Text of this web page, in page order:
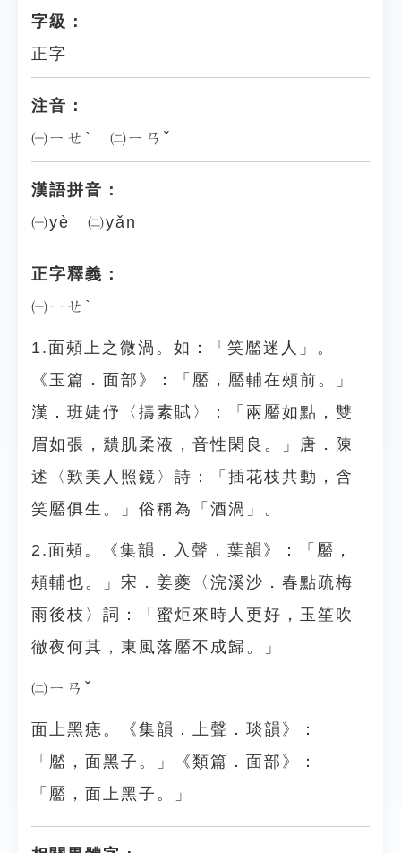
字級：
正字
注音：
㈠ㄧㄝˋ ㈡ㄧㄢˇ
漢語拼音：
㈠yè ㈡yǎn
正字釋義：
㈠ㄧㄝˋ
1.面頰上之微渦。如：「笑靨迷人」。
《玉篇．面部》：「靨，靨輔在頰前。」
漢．班婕伃〈擣素賦〉：「兩靨如點，雙
眉如張，穨肌柔液，音性閑良。」唐．陳
述〈歎美人照鏡〉詩：「插花枝共動，含
笑靨俱生。」俗稱為「酒渦」。
2.面頰。《集韻．入聲．葉韻》：「靨，
頰輔也。」宋．姜夔〈浣溪沙．春點疏梅
雨後枝〉詞：「蜜炬來時人更好，玉笙吹
徹夜何其，東風落靨不成歸。」
㈡ㄧㄢˇ
面上黑痣。《集韻．上聲．琰韻》：
「靨，面黑子。」《類篇．面部》：
「靨，面上黑子。」